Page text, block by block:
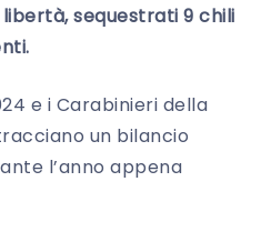
sequestrati 9 chili
e i Carabinieri della
un bilancio
l’anno appena